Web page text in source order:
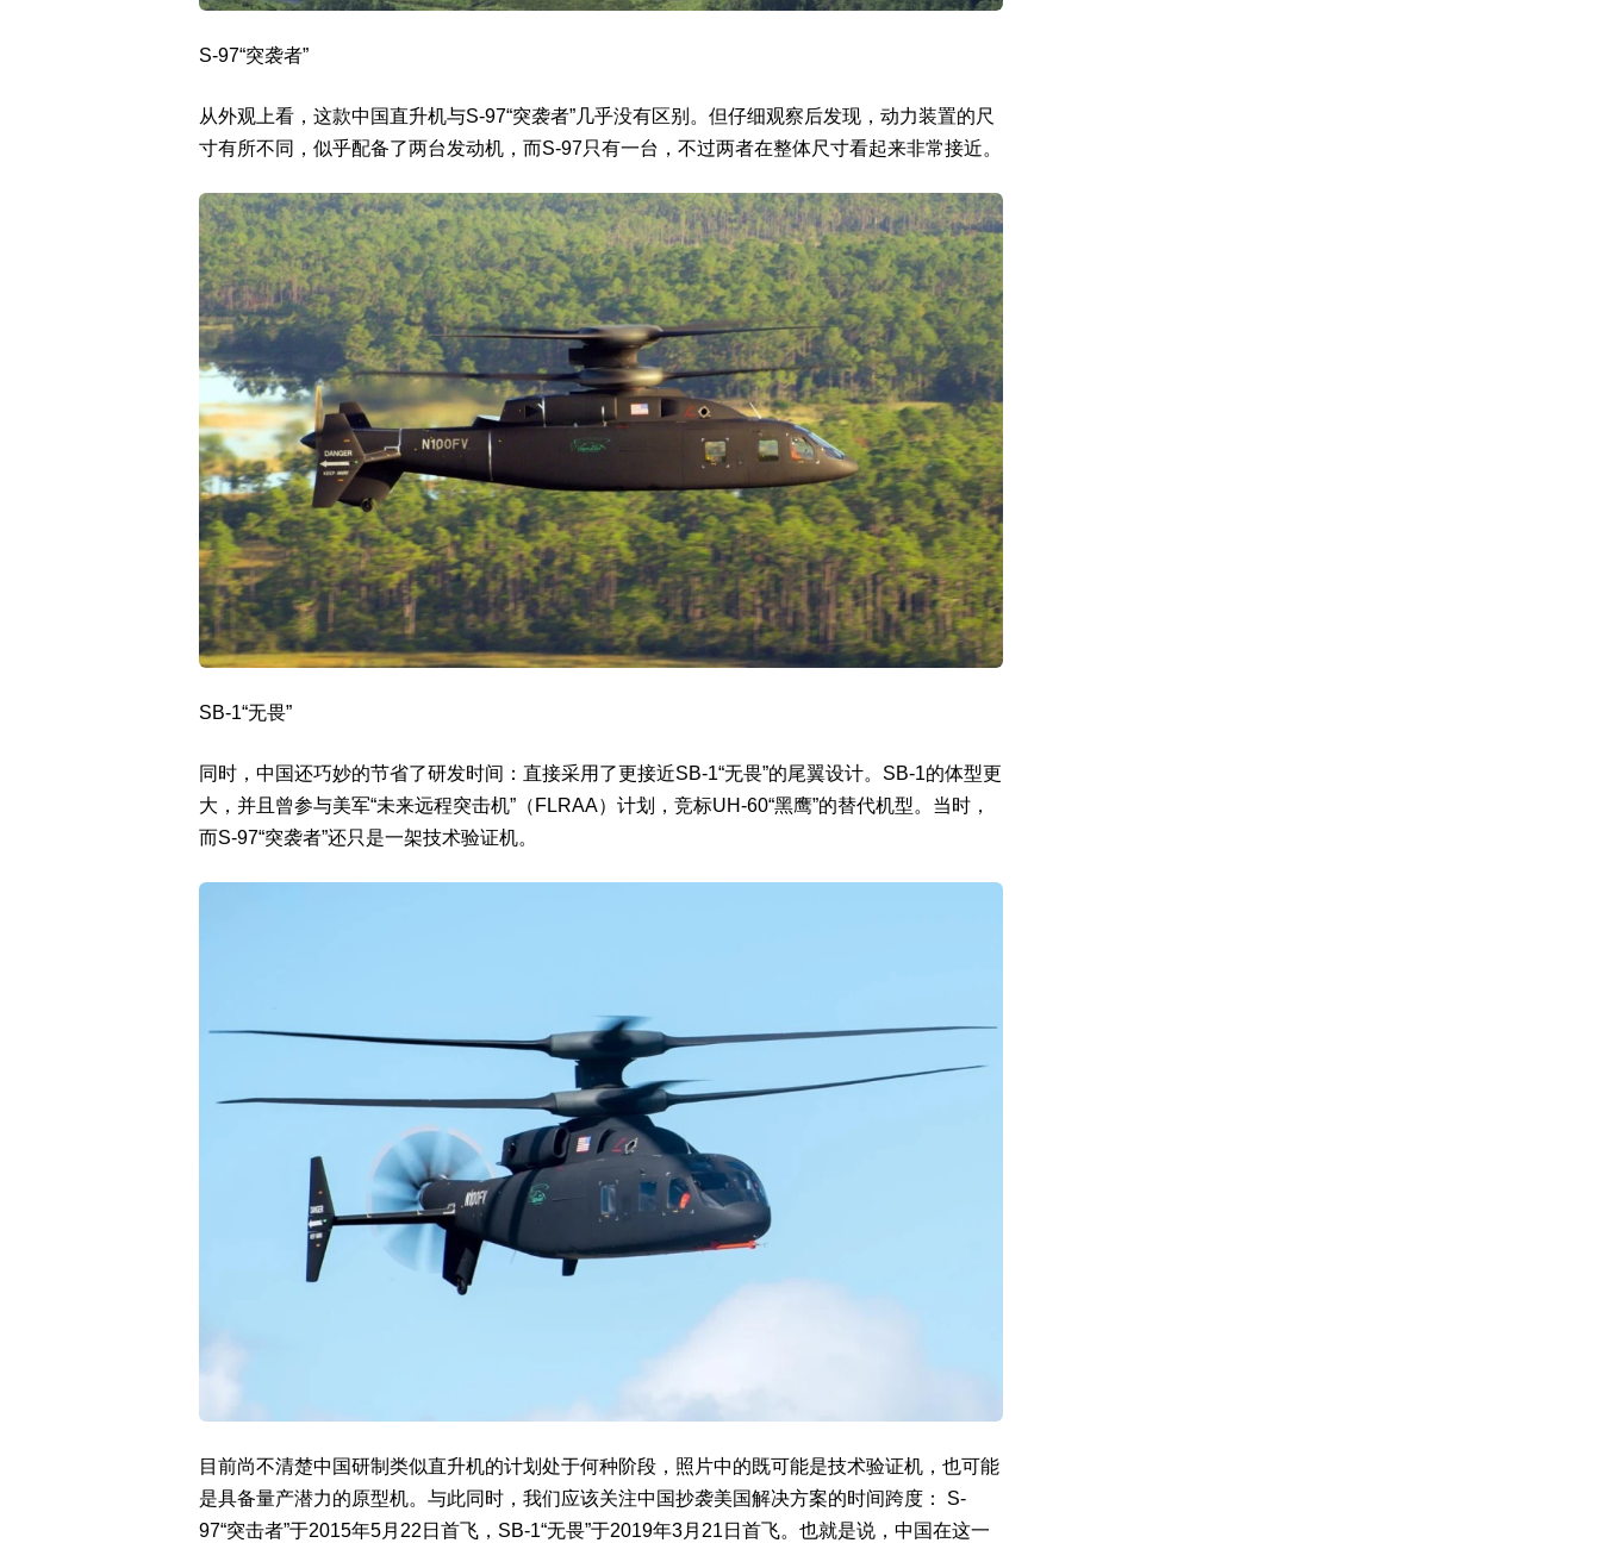
S-97“突袭者”
从外观上看，这款中国直升机与S-97“突袭者”几乎没有区别。但仔细观察后发现，动力装置的尺
寸有所不同，似乎配备了两台发动机，而S-97只有一台，不过两者在整体尺寸看起来非常接近。
SB-1“无畏”
同时，中国还巧妙的节省了研发时间：直接采用了更接近SB-1“无畏”的尾翼设计。SB-1的体型更
大，并且曾参与美军“未来远程突击机”（FLRAA）计划，竞标UH-60“黑鹰”的替代机型。当时，
而S-97“突袭者”还只是一架技术验证机。
目前尚不清楚中国研制类似直升机的计划处于何种阶段，照片中的既可能是技术验证机，也可能
是具备量产潜力的原型机。与此同时，我们应该关注中国抄袭美国解决方案的时间跨度： S-
97“突击者”于2015年5月22日首飞，SB-1“无畏”于2019年3月21日首飞。也就是说，中国在这一